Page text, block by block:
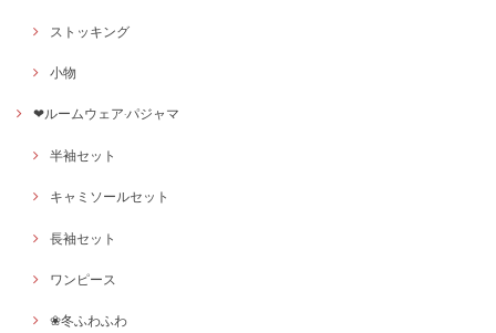
ストッキング
小物
❤ルームウェア·パジャマ
半袖セット
キャミソールセット
長袖セット
ワンピース
❀冬ふわふわ